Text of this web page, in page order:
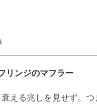
リンジのマフラー
える兆しを見せず。